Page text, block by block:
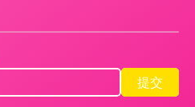
提交
提交